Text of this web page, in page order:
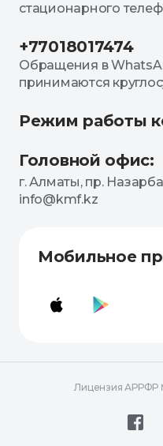
стационарного
+77018017474
Обращения в
принимаются
Режим работы
Головной офис:
г. Алматы, пр.
info@kmf.kz
Мобильное
Лицензия АРРФР